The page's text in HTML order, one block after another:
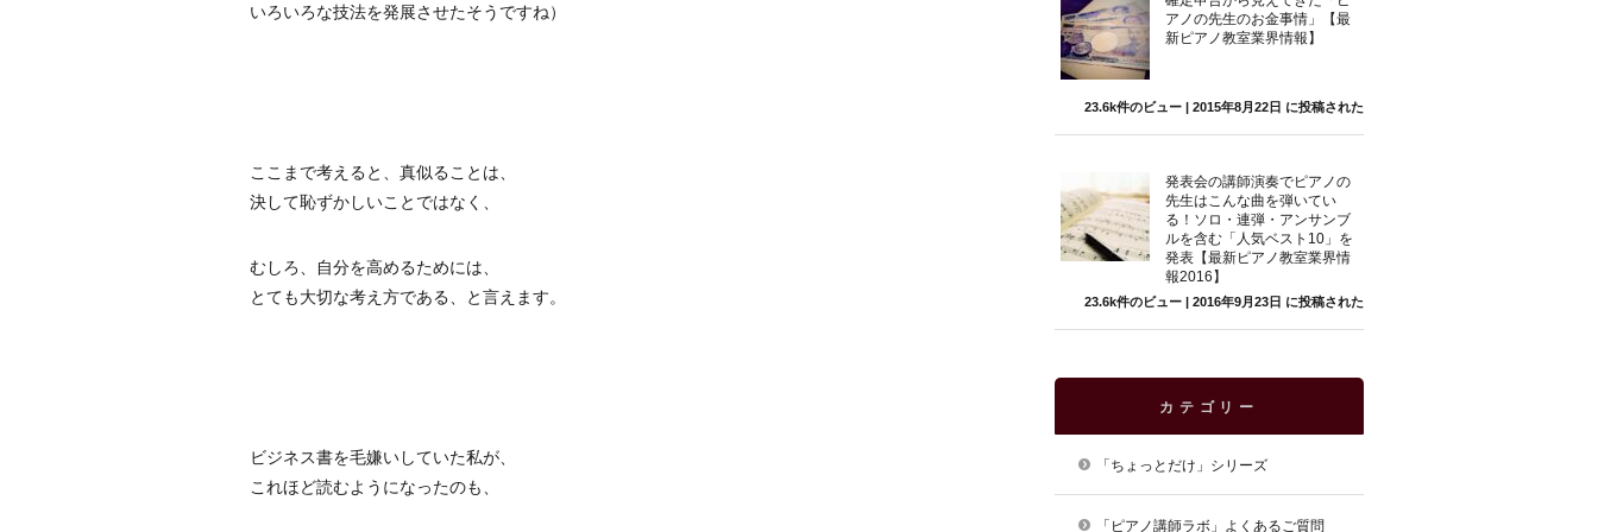
いろいろな技法を発展させたそうですね）
ここまで考えると、真似ることは、
決して恥ずかしいことではなく、
むしろ、自分を高めるためには、
とても大切な考え方である、と言えます。
ビジネス書を毛嫌いしていた私が、
これほど読むようになったのも、
アノの先生のお金事情」【最
新ピアノ教室業界情報】
23.6k件のビュー | 2015年8月22日 に投稿された
発表会の講師演奏でピアノの
先生はこんな曲を弾いてい
る！ソロ・連弾・アンサンブ
ルを含む「人気ベスト10」を
発表【最新ピアノ教室業界情
報2016】
23.6k件のビュー | 2016年9月23日 に投稿された
カテゴリー
「ちょっとだけ」シリーズ
「ピアノ講師ラボ」よくあるご質問